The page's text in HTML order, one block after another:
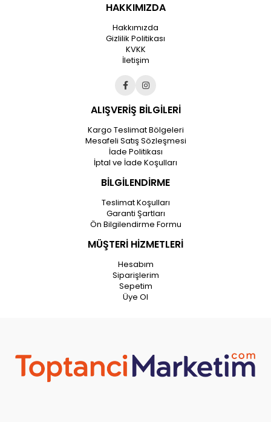
HAKKIMIZDA
Hakkımızda
Gizlilik Politikası
KVKK
İletişim
ALIŞVERİŞ BİLGİLERİ
Kargo Teslimat Bölgeleri
Mesafeli Satış Sözleşmesi
İade Politikası
İptal ve İade Koşulları
BİLGİLENDİRME
Teslimat Koşulları
Garanti Şartları
Ön Bilgilendirme Formu
MÜŞTERİ HİZMETLERİ
Hesabım
Siparişlerim
Sepetim
Üye Ol